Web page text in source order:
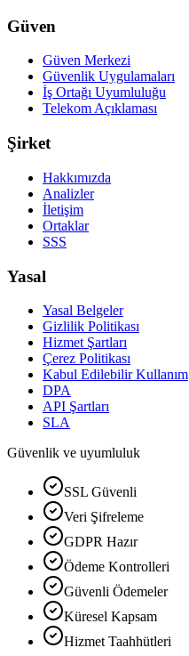
Güven
Güven Merkezi
Güvenlik Uygulamaları
İş Ortağı Uyumluluğu
Telekom Açıklaması
Şirket
Hakkımızda
Analizler
İletişim
Ortaklar
SSS
Yasal
Yasal Belgeler
Gizlilik Politikası
Hizmet Şartları
Çerez Politikası
Kabul Edilebilir Kullanım
DPA
API Şartları
SLA
Güvenlik ve uyumluluk
SSL Güvenli
Veri Şifreleme
GDPR Hazır
Ödeme Kontrolleri
Güvenli Ödemeler
Küresel Kapsam
Hizmet Taahhütleri